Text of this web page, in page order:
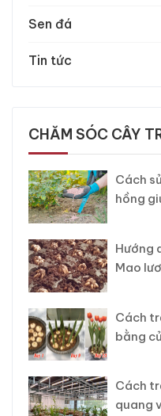
Sen đá
Tin tức
CHĂM SÓC CÂY
Cách
hồng
Hướng
Mao
Cách
bằng
Cách
quang